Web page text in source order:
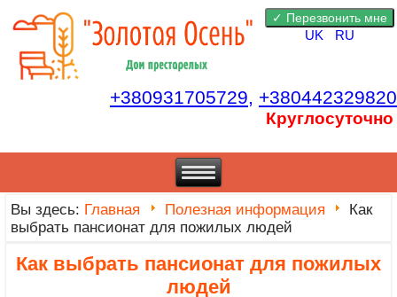
UK RU
+380931705729, +380442329820
Круглосуточно
Вы здесь: Главная Полезная информация
Как
выбрать пансионат для пожилых людей
Как выбрать пансионат для пожилых
людей